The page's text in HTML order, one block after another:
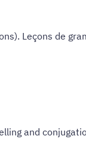
Leçons de
and